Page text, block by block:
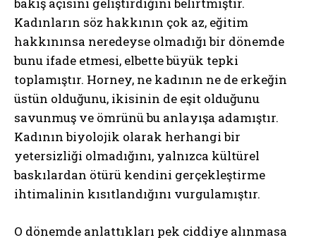
Kadınların söz hakkının çok az, eğitim
hakkınınsa neredeyse olmadığı bir dönemde
bunu ifade etmesi, elbette büyük tepki
toplamıştır. Horney, ne kadının ne de erkeğin
üstün olduğunu, ikisinin de eşit olduğunu
savunmuş ve ömrünü bu anlayışa adamıştır.
Kadının biyolojik olarak herhangi bir
yetersizliği olmadığını, yalnızca kültürel
baskılardan ötürü kendini gerçekleştirme
ihtimalinin kısıtlandığını vurgulamıştır.
O dönemde anlattıkları pek ciddiye alınmasa